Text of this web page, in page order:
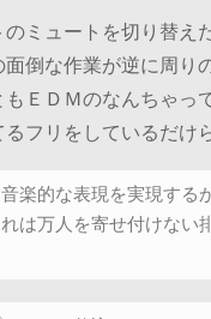
ミュートを切り替
倒な作業が逆に周
ＥＤＭのなんちゃ
フリをしているだけ
楽的な表現を実現す
は万人を寄せ付けな